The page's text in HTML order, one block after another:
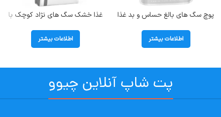
پوچ سگ های بالغ حساس و بد غذا
اطلاعات بیشتر
غذا خشک سگ های نژاد کوچک با
کیلوگرم
اطلاعات بیشتر
پت شاپ آنلاین چیوو